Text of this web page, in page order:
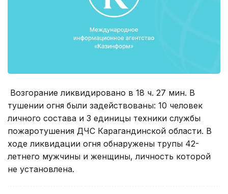
Возгорание ликвидировано в 18 ч. 27 мин. В
тушении огня были задействованы: 10 человек
личного состава и 3 единицы техники службы
пожаротушения ДЧС Карагандинской области. В
ходе ликвидации огня обнаружены трупы 42-
летнего мужчины и женщины, личность которой
не установлена.